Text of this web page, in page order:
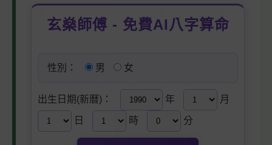
玄燊師傅 - 免費AI八字算命
性別： 男 女
出生日期(新曆)： 年 月
日 時 分